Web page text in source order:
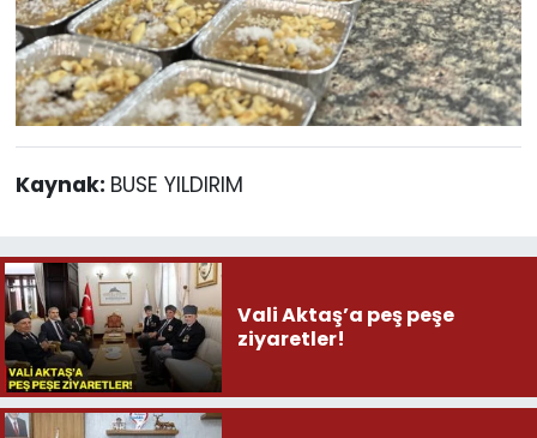
Kaynak: BUSE YILDIRIM
Vali Aktaş’a peş peşe
ziyaretler!